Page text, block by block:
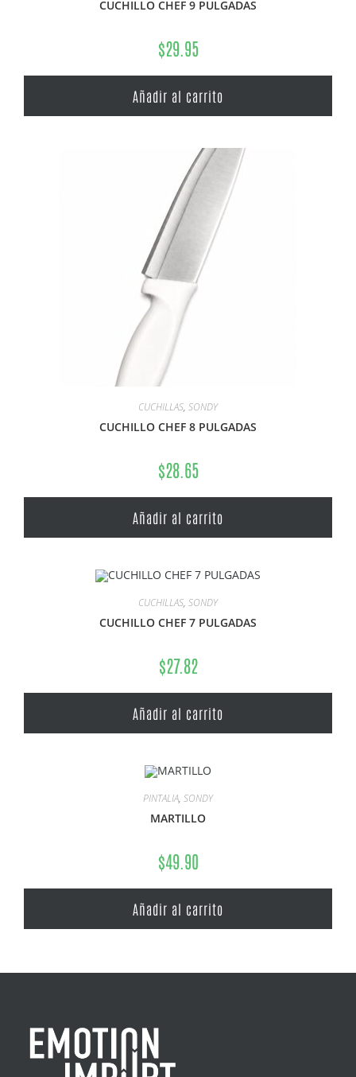
CUCHILLO CHEF 9 PULGADAS
$29.95
Añadir al carrito
CUCHILLAS, SONDY
CUCHILLO CHEF 8 PULGADAS
$28.65
Añadir al carrito
CUCHILLAS, SONDY
CUCHILLO CHEF 7 PULGADAS
$27.82
Añadir al carrito
PINTALIA, SONDY
MARTILLO
$49.90
Añadir al carrito